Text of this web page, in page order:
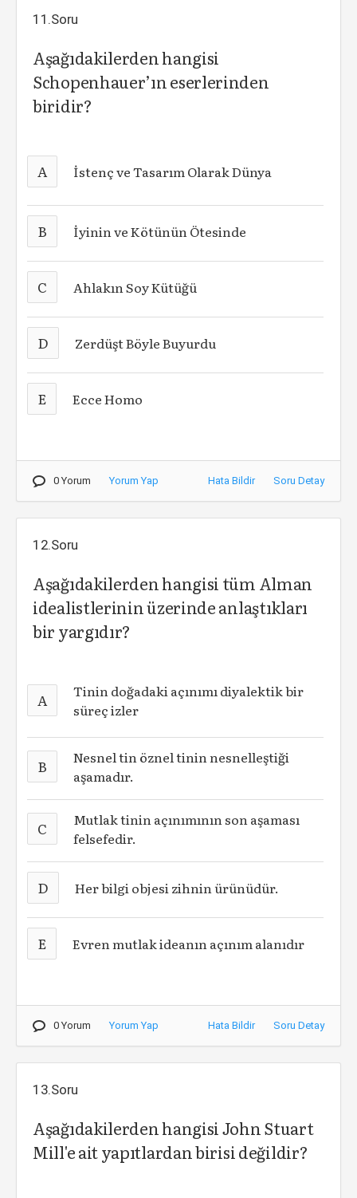
11.Soru
Aşağıdakilerden hangisi
Schopenhauer’ın eserlerinden
biridir?
A İstenç ve Tasarım Olarak Dünya
B İyinin ve Kötünün Ötesinde
C Ahlakın Soy Kütüğü
D Zerdüşt Böyle Buyurdu
E Ecce Homo
0 Yorum Yorum Yap Hata Bildir Soru Detay
12.Soru
Aşağıdakilerden hangisi tüm Alman
idealistlerinin üzerinde anlaştıkları
bir yargıdır?
A
Tinin doğadaki açınımı diyalektik bir
süreç izler
B
Nesnel tin öznel tinin nesnelleştiği
aşamadır.
C
Mutlak tinin açınımının son aşaması
felsefedir.
D Her bilgi objesi zihnin ürünüdür.
E Evren mutlak ideanın açınım alanıdır
0 Yorum Yorum Yap Hata Bildir Soru Detay
13.Soru
Aşağıdakilerden hangisi John Stuart
Mill'e ait yapıtlardan birisi değildir?